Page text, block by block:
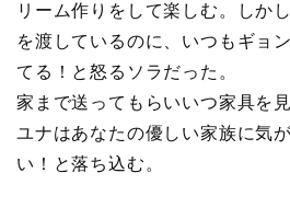
リーム作りをして楽しむ。しか
を渡しているのに、いつもギョ
てる！と怒るソラだった。
家まで送ってもらいいつ家具を
ユナはあなたの優しい家族に気
い！と落ち込む。